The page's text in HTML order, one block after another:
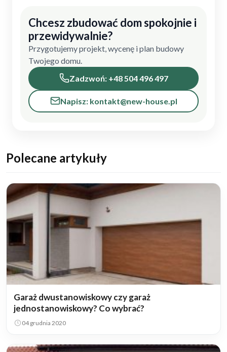
Chcesz zbudować dom spokojnie i
przewidywalnie?
Przygotujemy projekt, wycenę i plan budowy
Twojego domu.
Zadzwoń: +48 504 496 497
Napisz: kontakt@new-house.pl
Polecane artykuły
Garaż dwustanowiskowy czy garaż
jednostanowiskowy? Co wybrać?
04 grudnia 2020